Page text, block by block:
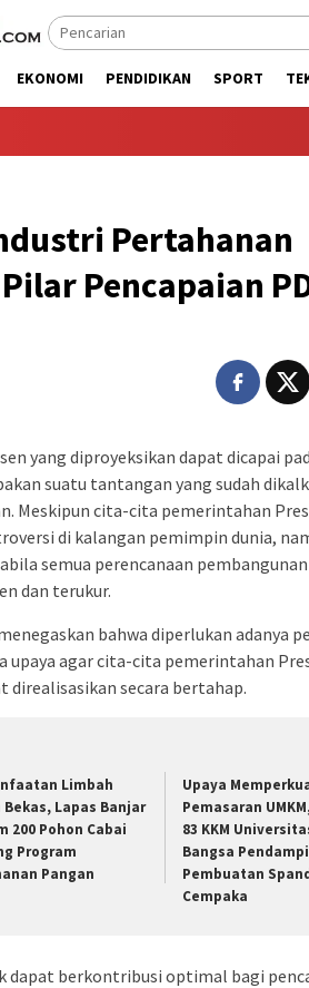
EKONOMI PENDIDIKAN SPORT
Pertahanan
Pencapaian
yang diproyeksikan dapat dicapai
suatu tantangan yang sudah
Meskipun cita-cita pemerintahan
di kalangan pemimpin dunia,
semua perencanaan
dan terukur.
bahwa diperlukan adanya
upaya agar cita-cita pemerintahan
direalisasikan secara bertahap.
Limbah
Bekas, Lapas Banjar
200 Pohon Cabai
Program
Pangan
Upaya
Pemasaran
83 KKM
Bangsa
Pembuatan
Cempaka
dapat berkontribusi optimal bagi